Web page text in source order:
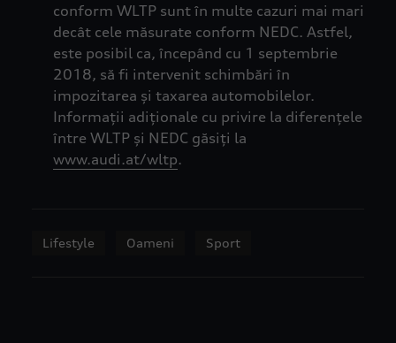
conform WLTP sunt în multe cazuri mai mari
decât cele măsurate conform NEDC. Astfel,
este posibil ca, începând cu 1 septembrie
2018, să fi intervenit schimbări în
impozitarea și taxarea automobilelor.
Informații adiționale cu privire la diferențele
între WLTP și NEDC găsiți la
www.audi.at/wltp.
Lifestyle Oameni Sport